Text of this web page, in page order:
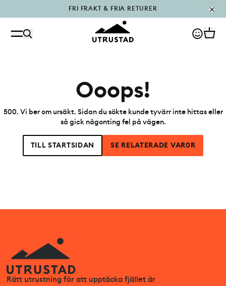
PÅFYLLT I OUTLET
Ooops!
500. Vi ber om ursäkt. Sidan du sökte kunde tyvärr inte hittas eller
så gick någonting fel på vägen.
TILL STARTSIDAN SE RELATERADE VAR0R
Rätt utrustning för att upptäcka fjället är